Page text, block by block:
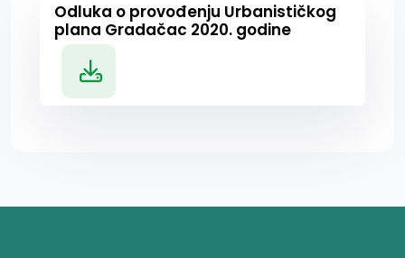
Odluka o provođenju Urbanističkog
plana Gradačac 2020. godine